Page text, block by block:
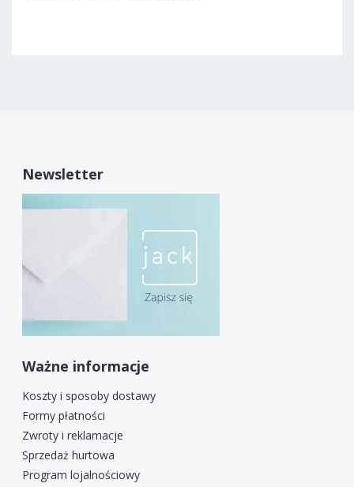
Newsletter
Ważne informacje
Koszty i sposoby dostawy
Formy płatności
Zwroty i reklamacje
Sprzedaż hurtowa
Program lojalnościowy